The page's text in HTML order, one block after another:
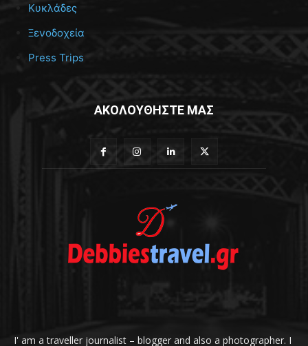
Κυκλάδες
Ξενοδοχεία
Press Trips
ΑΚΟΛΟΥΘΗΣΤΕ ΜΑΣ
I' am a traveller journalist – blogger and also a photographer. I